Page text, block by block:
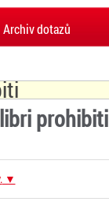
Archiv dotazů
libri prohibiti